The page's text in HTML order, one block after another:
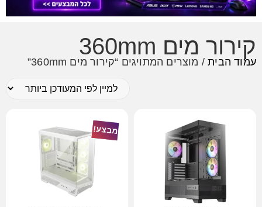
קירור מים 360mm
עמוד הבית/ מוצרים המתויגים “קירור מים 360mm”
מבצע!